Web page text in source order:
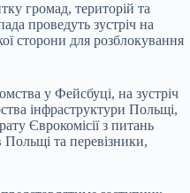
громад, територій та
проведуть зустріч на
сторони для розблокування
у Фейсбуці, на зустріч
інфраструктури Польщі,
Єврокомісії з питань
Польщі та перевізники,